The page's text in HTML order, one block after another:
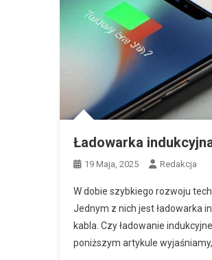
Ładowarka
19 Maja, 2025 Redakcja
W dobie szybkiego rozwoju
Jednym z nich jest ładowarka
kabla. Czy ładowanie
poniższym artykule